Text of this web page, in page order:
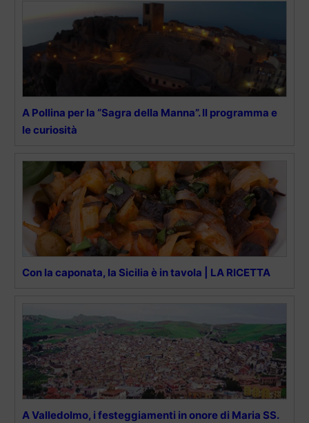
A Pollina per la “Sagra della Manna”. Il programma e
le curiosità
Con la caponata, la Sicilia è in tavola | LA RICETTA
A Valledolmo, i festeggiamenti in onore di Maria SS.